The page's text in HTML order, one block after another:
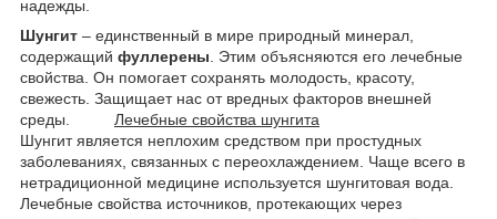
надежды.
Шунгит – единственный в мире природный минерал,
содержащий фуллерены . Этим объясняются его лечебные
свойства. Он помогает сохранять молодость, красоту,
свежесть. Защищает нас от вредных факторов внешней
среды. Лечебные свойства шунгита
Шунгит является неплохим средством при простудных
заболеваниях, связанных с переохлаждением. Чаще всего в
нетрадиционной медицине используется шунгитовая вода.
Лечебные свойства источников, протекающих через